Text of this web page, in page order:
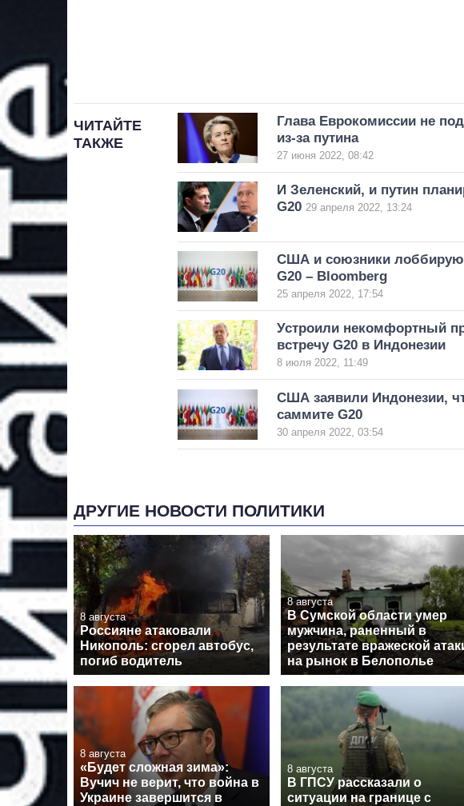
ЧИТАЙТЕ
ТАКЖЕ
Глава Еврокомиссии не
из-за путина
27 июня 2022, 08:42
И Зеленский, и путин
G20 29 апреля 2022, 13:24
США и союзники
G20 – Bloomberg
25 апреля 2022, 17:54
Устроили некомфортный
встречу G20 в Индонезии
8 июля 2022, 11:49
США заявили Индонезии,
саммите G20
30 апреля 2022, 03:54
ДРУГИЕ НОВОСТИ ПОЛИТИКИ
8 августа
Россияне атаковали
Никополь: сгорел автобус,
погиб водитель
8 августа
В Сумской области умер
мужчина, раненный в
результате вражеской
на рынок в Белополье
8 августа
«Будет сложная зима»:
Вучич не верит, что война в
Украине завершится в
8 августа
В ГПСУ рассказали о
ситуации на границе с